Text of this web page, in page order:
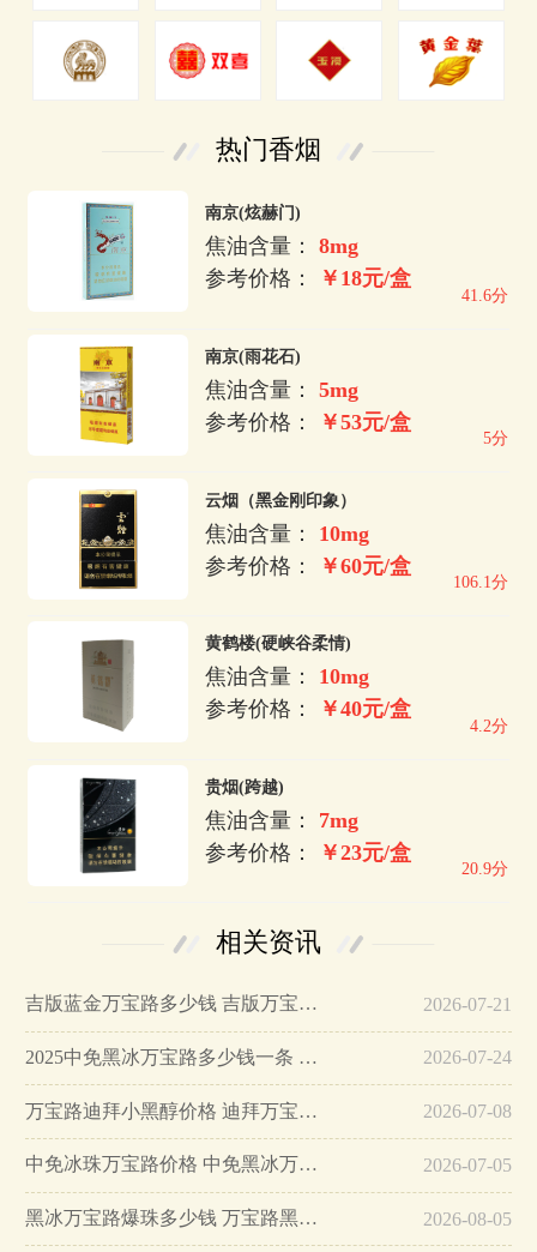
热门香烟
南京(炫赫门)
焦油含量：8mg
参考价格：
￥18元/盒
41.6分
南京(雨花石)
焦油含量：5mg
参考价格：
￥53元/盒
5分
云烟（黑金刚印象）
焦油含量： 10mg
参考价格：
￥60元/盒
106.1分
黄鹤楼(硬峡谷柔情)
焦油含量： 10mg
参考价格：
￥40元/盒
4.2分
贵烟(跨越)
焦油含量： 7mg
参考价格：
￥23元/盒
20.9分
相关资讯
吉版蓝金万宝路多少钱 吉版万宝路蓝金价格… 2026-07-21
2025中免黑冰万宝路多少钱一条 中免黑冰万宝路价钱… 2026-07-24
万宝路迪拜小黑醇价格 迪拜万宝路小黑醇多少钱… 2026-07-08
中免冰珠万宝路价格 中免黑冰万宝路多少钱一条… 2026-07-05
黑冰万宝路爆珠多少钱 万宝路黑爆珠价格表图2025大全… 2026-08-05